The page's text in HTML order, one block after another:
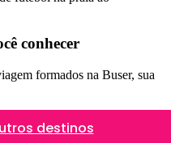
conhecer
formados na Buser, sua
destinos